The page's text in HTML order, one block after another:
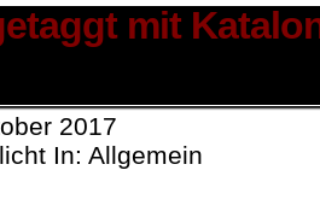
mit
2017
In: Allgemein